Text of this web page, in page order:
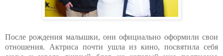
После рождения малышки, они официально оформили свои
отношения. Актриса почти ушла из кино, посвятила себя